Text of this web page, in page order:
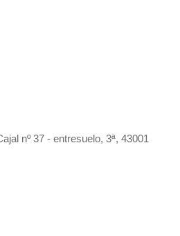
nº 37 - entresuelo, 3ª, 43001